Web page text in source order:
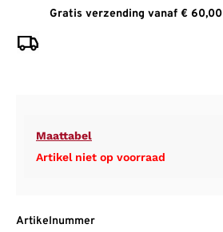
Gratis verzending vanaf € 60,00
Maattabel
Artikel niet op voorraad
Artikelnummer